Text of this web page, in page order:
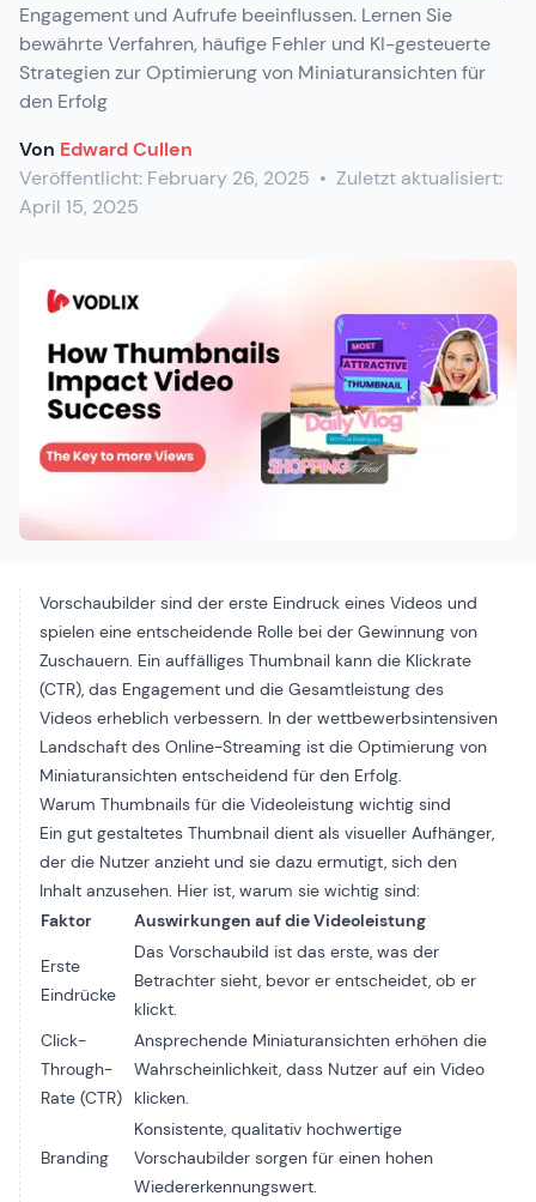
Engagement und Aufrufe beeinflussen. Lernen Sie
bewährte Verfahren, häufige Fehler und KI-gesteuerte
Strategien zur Optimierung von Miniaturansichten für
den Erfolg
Von Edward Cullen
Veröffentlicht: February 26, 2025 • Zuletzt aktualisiert:
April 15, 2025
Vorschaubilder sind der erste Eindruck eines Videos und
spielen eine entscheidende Rolle bei der Gewinnung von
Zuschauern. Ein auffälliges Thumbnail kann die Klickrate
(CTR), das Engagement und die Gesamtleistung des
Videos erheblich verbessern. In der wettbewerbsintensiven
Landschaft des Online-Streaming ist die Optimierung von
Miniaturansichten entscheidend für den Erfolg.
Warum Thumbnails für die Videoleistung wichtig sind
Ein gut gestaltetes Thumbnail dient als visueller Aufhänger,
der die Nutzer anzieht und sie dazu ermutigt, sich den
Inhalt anzusehen. Hier ist, warum sie wichtig sind:
Faktor
Auswirkungen auf die Videoleistung
Erste
Eindrücke
Das Vorschaubild ist das erste, was der
Betrachter sieht, bevor er entscheidet, ob er
klickt.
Click-
Through-
Rate (CTR)
Ansprechende Miniaturansichten erhöhen die
Wahrscheinlichkeit, dass Nutzer auf ein Video
klicken.
Branding
Konsistente, qualitativ hochwertige
Vorschaubilder sorgen für einen hohen
Wiedererkennungswert.